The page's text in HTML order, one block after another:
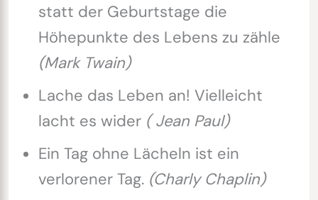
statt der Geburtstage die
Höhepunkte des Lebens zu zähle
(Mark Twain)
Lache das Leben an! Vielleicht
lacht es wider ( Jean Paul)
Ein Tag ohne Lächeln ist ein
verlorener Tag. (Charly Chaplin)